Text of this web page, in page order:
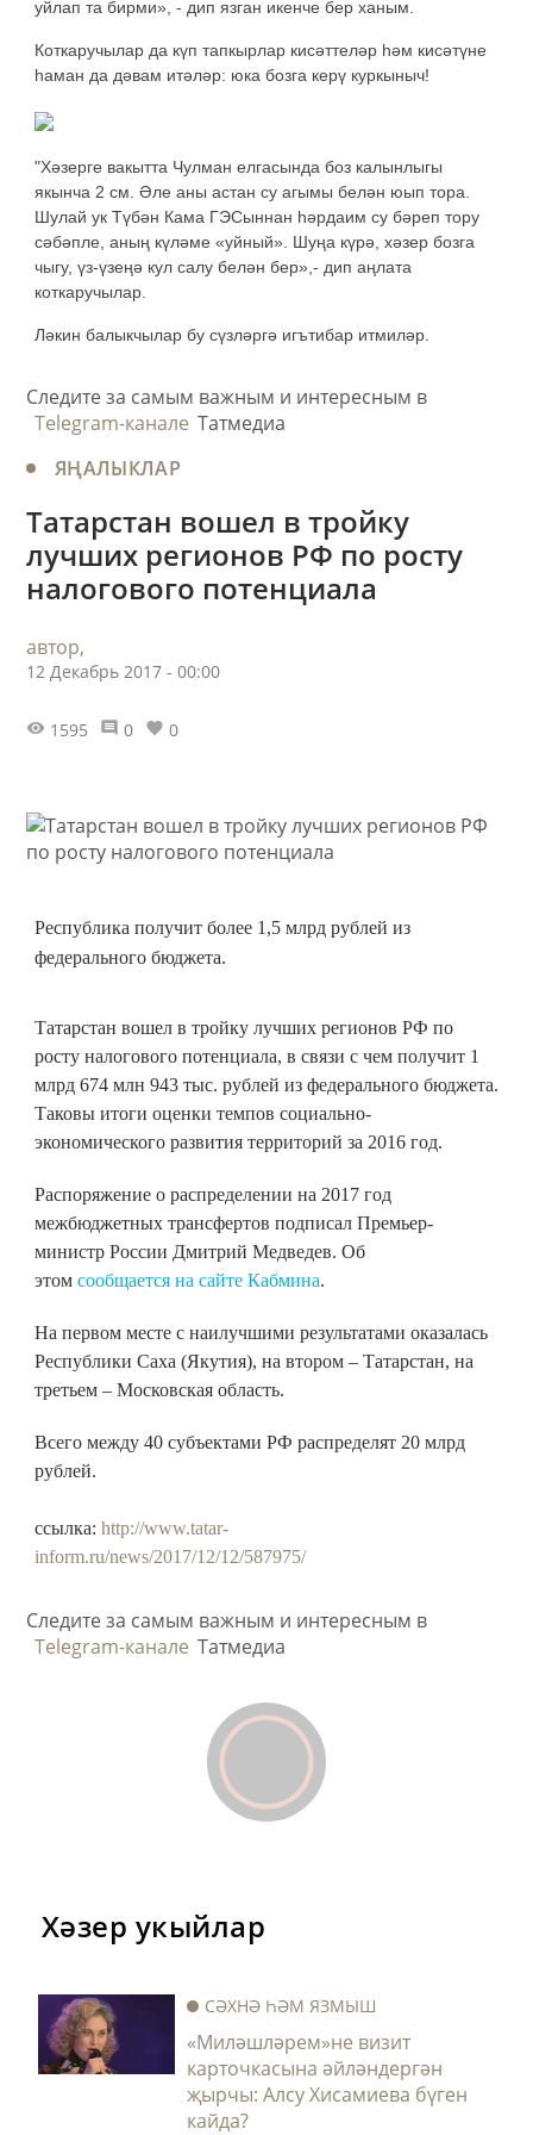
уйлап та бирми», - дип язган икенче бер ханым.
Коткаручылар да күп тапкырлар кисәттеләр һәм кисәтүне
һаман да дәвам итәләр: юка бозга керү куркыныч!
"Хәзерге вакытта Чулман елгасында боз калынлыгы
якынча 2 см. Әле аны астан су агымы белән юып тора.
Шулай ук Түбән Кама ГЭСыннан һәрдаим су бәреп тору
сәбәпле, аның күләме «уйный». Шуңа күрә, хәзер бозга
чыгу, үз-үзеңә кул салу белән бер»,- дип аңлата
коткаручылар.
Ләкин балыкчылар бу сүзләргә игътибар итмиләр.
Следите за самым важным и интересным в
Telegram-канале Татмедиа
ЯҢАЛЫКЛАР
Татарстан вошел в тройку
лучших регионов РФ по росту
налогового потенциала
автор,
12 Декабрь 2017 - 00:00
1595 0 0
Республика получит более 1,5 млрд рублей из
федерального бюджета.
Татарстан вошел в тройку лучших регионов РФ по
росту налогового потенциала, в связи с чем получит 1
млрд 674 млн 943 тыс. рублей из федерального бюджета.
Таковы итоги оценки темпов социально-
экономического развития территорий за 2016 год.
Распоряжение о распределении на 2017 год
межбюджетных трансфертов подписал Премьер-
министр России Дмитрий Медведев. Об
этом сообщается на сайте Кабмина.
На первом месте с наилучшими результатами оказалась
Республики Саха (Якутия), на втором – Татарстан, на
третьем – Московская область.
Всего между 40 субъектами РФ распределят 20 млрд
рублей.
ссылка: http://www.tatar-
inform.ru/news/2017/12/12/587975/
Следите за самым важным и интересным в
Telegram-канале Татмедиа
Хәзер укыйлар
СӘХНӘ ҺӘМ ЯЗМЫШ
«Миләшләрем»не визит
карточкасына әйләндергән
җырчы: Алсу Хисамиева бүген
кайда?